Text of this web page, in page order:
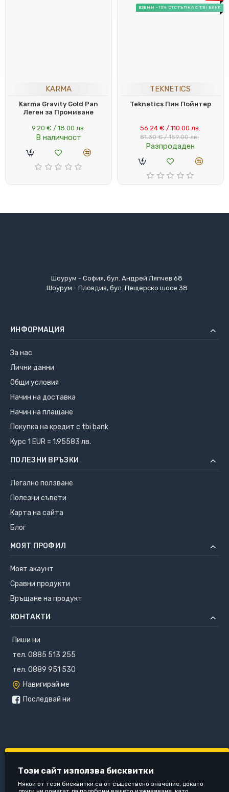
KARMA
Karma Gravity Gold Pan
Леген за Промиване
9.20 € / 18.00 лв.
В наличност
ВЗЕМИ -10% ОТСТЪПКА С TBI BANK
TEKNETICS
Teknetics Пин Пойнтер
56.24 € / 110.00 лв.
81.30 € / 159.00 лв.
Разпродаден
Шоурум - София, бул. Андрей Ляпчев 68
Шоурум - Пловдив, бул. Пещерско шосе 38
ИНФОРМАЦИЯ
За нас
Лични данни
Общи условия
Начин на доставка
Начин на плащане
Покупка на кредит с tbi bank
Курс 1 EUR = 1.95583 лв.
ПОЛЕЗНИ ВРЪЗКИ
Легално ползване
Полезни съвети
Карта на сайта
Блог
МОЯТ ПРОФИЛ
Моят акаунт
Сравни продукти
Връщане на продукт
КОНТАКТИ
Пиши ни
тел. 0885 513 255
тел. 0889 951 530
Навигирай ме
Последвай ни
Този сайт използва бисквитки
Някои от тези бисквитки са от съществено значение, докато